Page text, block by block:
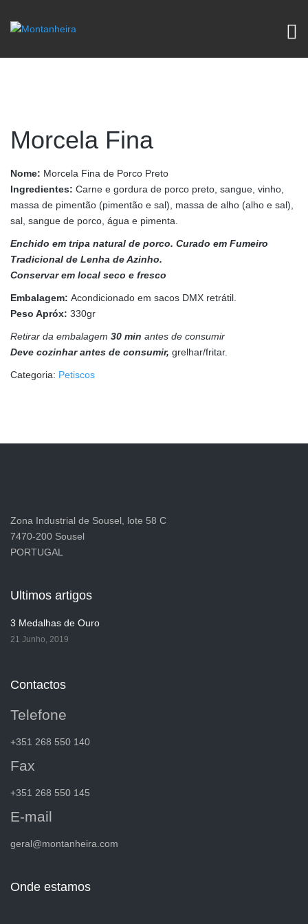
Morcela Fina
Nome: Morcela Fina de Porco Preto
Ingredientes: Carne e gordura de porco preto, sangue, vinho,
massa de pimentão (pimentão e sal), massa de alho (alho e sal),
sal, sangue de porco, água e pimenta.
Enchido em tripa natural de porco. Curado em Fumeiro
Tradicional de Lenha de Azinho.
Conservar em local seco e fresco
Embalagem: Acondicionado em sacos DMX retrátil.
Peso Apróx: 330gr
Retirar da embalagem 30 min antes de consumir
Deve cozinhar antes de consumir, grelhar/fritar.
Categoria: Petiscos
Zona Industrial de Sousel, lote 58 C
7470-200 Sousel
PORTUGAL
Ultimos artigos
3 Medalhas de Ouro
21 Junho, 2019
Contactos
Telefone
+351 268 550 140
Fax
+351 268 550 145
E-mail
geral@montanheira.com
Onde estamos